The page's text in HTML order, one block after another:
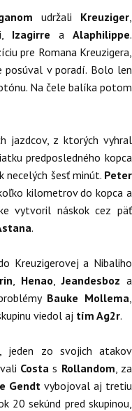
udržali Kreuziger
Izagirre a Alaphilippe.
pre Romana Kreuzigera,
posúval v poradí. Bolo len
Na čele balíka potom
jazdcov, z ktorých vyhral
predposledného kopca
necelých šesť minút. Peter
kilometrov do kopca a
vytvoril náskok cez päť
.
Kreuzigerovej a Nibaliho
Henao ,Jeandesboz a
Bauke Mollema
viedol aj tím Ag2r.
jeden zo svojich atakov
Costa s Rollandom , za
Gendt vybojoval aj tretiu
20 sekúnd pred skupinou,